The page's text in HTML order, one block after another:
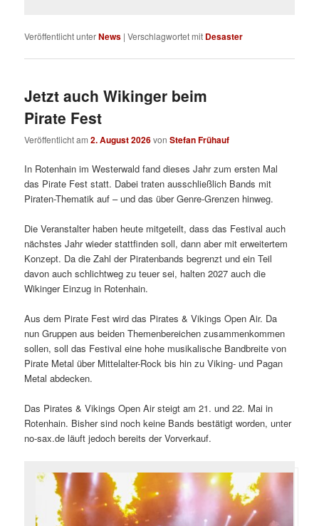
Veröffentlicht unterNews |Verschlagwortet mit Desaster
Jetzt auch Wikinger beim
Pirate Fest
Veröffentlicht am2. August 2026vonStefan Frühauf
In Rotenhain im Westerwald fand dieses Jahr zum ersten Mal
das Pirate Fest statt. Dabei traten ausschließlich Bands mit
Piraten-Thematik auf – und das über Genre-Grenzen hinweg.
Die Veranstalter haben heute mitgeteilt, dass das Festival auch
nächstes Jahr wieder stattfinden soll, dann aber mit erweitertem
Konzept. Da die Zahl der Piratenbands begrenzt und ein Teil
davon auch schlichtweg zu teuer sei, halten 2027 auch die
Wikinger Einzug in Rotenhain.
Aus dem Pirate Fest wird das Pirates & Vikings Open Air. Da
nun Gruppen aus beiden Themenbereichen zusammenkommen
sollen, soll das Festival eine hohe musikalische Bandbreite von
Pirate Metal über Mittelalter-Rock bis hin zu Viking- und Pagan
Metal abdecken.
Das Pirates & Vikings Open Air steigt am 21. und 22. Mai in
Rotenhain. Bisher sind noch keine Bands bestätigt worden, unter
no-sax.de läuft jedoch bereits der Vorverkauf.